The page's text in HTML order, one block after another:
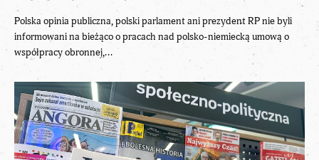
Polska opinia publiczna, polski parlament ani prezydent RP nie byli
informowani na bieżąco o pracach nad polsko-niemiecką umową o
współpracy obronnej,...